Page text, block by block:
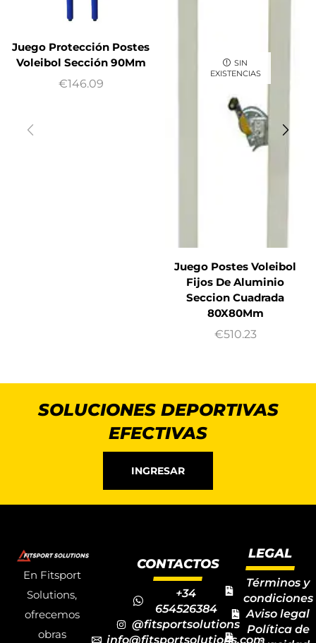
Juego Protección Postes
Voleibol Sección 90Mm
€146.09
SIN
EXISTENCIAS
Juego Postes Voleibol
Fijos De Aluminio
Seccion Cuadrada
80X80Mm
€510.23
SOLUCIONES DEPORTIVAS
EFECTIVAS
INGRESAR
En Fitsport
Solutions,
ofrecemos
obras
CONTACTOS
+34
654526384
@fitsportsolutions
info@fitsportsolutions.com
LEGAL
Términos y
condiciones
Aviso legal
Política de